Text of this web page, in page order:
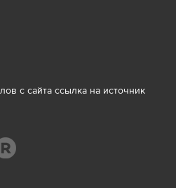
с сайта ссылка на источник